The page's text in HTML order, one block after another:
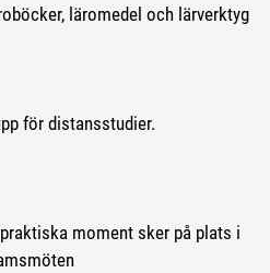
läromedel och lärverktyg
för distansstudier.
moment sker på plats i